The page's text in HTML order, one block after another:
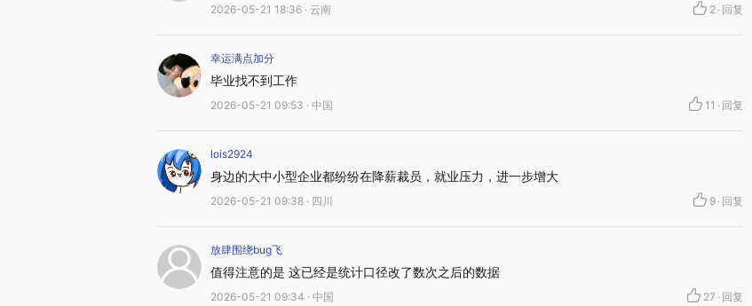
2026-05-21 18:36 · 云南 2 · 回复
幸运满点加分
毕业找不到工作
2026-05-21 09:53 · 中国 11 · 回复
lois2924
身边的大中小型企业都纷纷在降薪裁员，就业压力，进一步增大
2026-05-21 09:38 · 四川 9 · 回复
放肆围绕bug飞
值得注意的是 这已经是统计口径改了数次之后的数据
2026-05-21 09:34 · 中国 27 · 回复